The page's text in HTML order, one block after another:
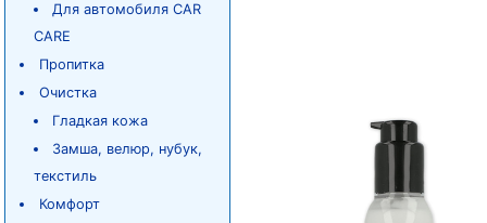
Для автомобиля CAR
CARE
Пропитка
Очистка
Гладкая кожа
Замша, велюр, нубук,
текстиль
Комфорт